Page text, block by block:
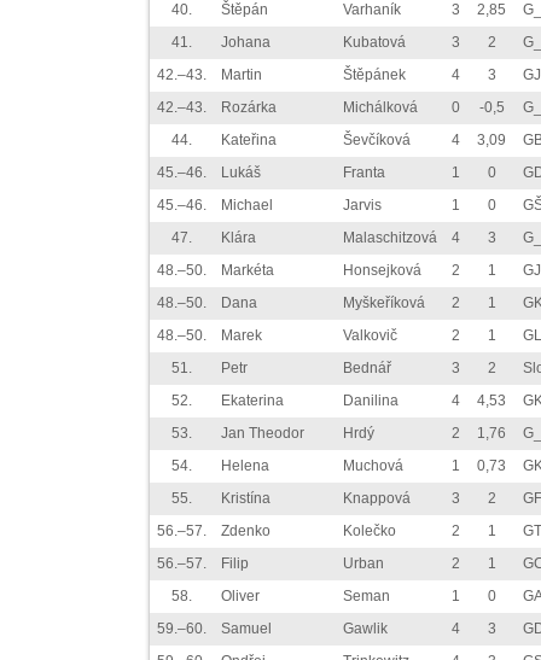
40.
Štěpán Varhaník 3 2,85
41.
Johana Kubatová 3 2
42.–43.
Martin Štěpánek 4 3
42.–43.
Rozárka Michálková 0 -0,5
44.
Kateřina Ševčíková 4 3,09
45.–46.
Lukáš Franta 1 0
45.–46.
Michael Jarvis 1 0
47.
Klára Malaschitzová 4 3
48.–50.
Markéta Honsejková 2 1
48.–50.
Dana Myškeříková 2 1
48.–50.
Marek Valkovič 2 1
51.
Petr Bednář 3 2
52.
Ekaterina Danilina 4 4,53
53.
Jan Theodor Hrdý 2 1,76
54.
Helena Muchová 1 0,73
55.
Kristína Knappová 3 2
56.–57.
Zdenko Kolečko 2 1
56.–57.
Filip Urban 2 1
58.
Oliver Seman 1 0
59.–60.
Samuel Gawlik 4 3